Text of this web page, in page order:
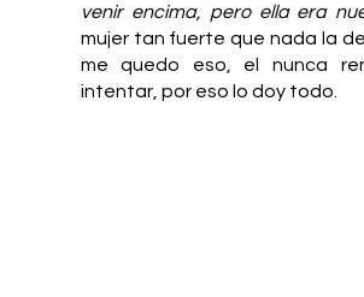
venir encima, pero ella era
mujer tan fuerte que nada la
me quedo eso, el nunca
intentar, por eso lo doy todo.